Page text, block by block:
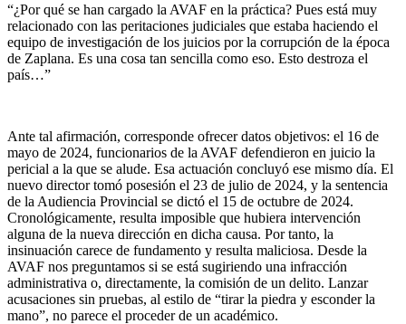
“¿Por qué se han cargado la AVAF en la práctica? Pues está muy
relacionado con las peritaciones judiciales que estaba haciendo el
equipo de investigación de los juicios por la corrupción de la época
de Zaplana. Es una cosa tan sencilla como eso. Esto destroza el
país…”
Ante tal afirmación, corresponde ofrecer datos objetivos: el 16 de
mayo de 2024, funcionarios de la AVAF defendieron en juicio la
pericial a la que se alude. Esa actuación concluyó ese mismo día. El
nuevo director tomó posesión el 23 de julio de 2024, y la sentencia
de la Audiencia Provincial se dictó el 15 de octubre de 2024.
Cronológicamente, resulta imposible que hubiera intervención
alguna de la nueva dirección en dicha causa. Por tanto, la
insinuación carece de fundamento y resulta maliciosa. Desde la
AVAF nos preguntamos si se está sugiriendo una infracción
administrativa o, directamente, la comisión de un delito. Lanzar
acusaciones sin pruebas, al estilo de “tirar la piedra y esconder la
mano”, no parece el proceder de un académico.